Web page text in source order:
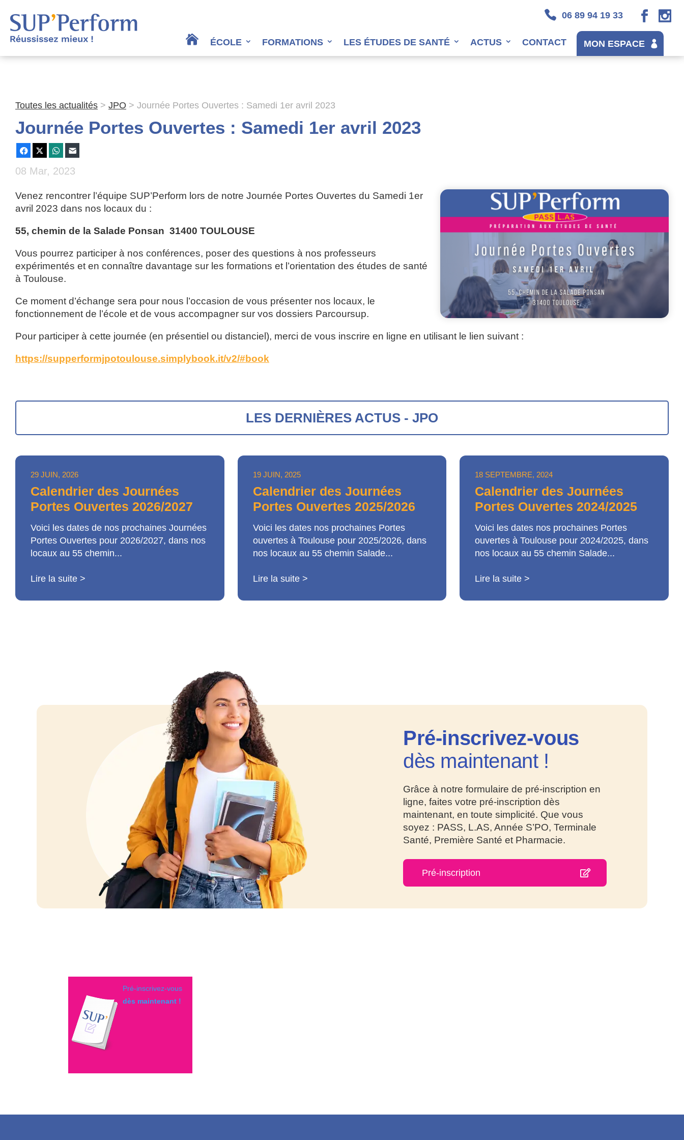
06 89 94 19 33
ÉCOLE FORMATIONS LES ÉTUDES DE SANTÉ ACTUS CONTACT MON ESPACE
Toutes les actualités > JPO > Journée Portes Ouvertes : Samedi 1er avril 2023
Journée Portes Ouvertes : Samedi 1er avril 2023
Facebook WhatsApp
08 Mar, 2023
Venez rencontrer l’équipe SUP’Perform lors de notre Journée Portes Ouvertes du Samedi 1er
avril 2023 dans nos locaux du :
55, chemin de la Salade Ponsan 31400 TOULOUSE
Vous pourrez participer à nos conférences, poser des questions à nos professeurs
expérimentés et en connaître davantage sur les formations et l’orientation des études de santé
à Toulouse.
Ce moment d’échange sera pour nous l’occasion de vous présenter nos locaux, le
fonctionnement de l’école et de vous accompagner sur vos dossiers Parcoursup.
Pour participer à cette journée (en présentiel ou distanciel), merci de vous inscrire en ligne en utilisant le lien suivant :
https://supperformjpotoulouse.simplybook.it/v2/#book
LES DERNIÈRES ACTUS - JPO
29 JUIN, 2026
Calendrier des Journées
Portes Ouvertes 2026/2027
Voici les dates de nos prochaines Journées
Portes Ouvertes pour 2026/2027, dans nos
locaux au 55 chemin...
Lire la suite >
19 JUIN, 2025
Calendrier des Journées
Portes Ouvertes 2025/2026
Voici les dates nos prochaines Portes
ouvertes à Toulouse pour 2025/2026, dans
nos locaux au 55 chemin Salade...
Lire la suite >
18 SEPTEMBRE, 2024
Calendrier des Journées
Portes Ouvertes 2024/2025
Voici les dates nos prochaines Portes
ouvertes à Toulouse pour 2024/2025, dans
nos locaux au 55 chemin Salade...
Lire la suite >
Pré-inscrivez-vous
dès maintenant !
Grâce à notre formulaire de pré-inscription en
ligne, faites votre pré-inscription dès
maintenant, en toute simplicité. Que vous
soyez : PASS, L.AS, Année S’PO, Terminale
Santé, Première Santé et Pharmacie.
Pré-inscription
Pré-inscrivez-vous
dès maintenant !